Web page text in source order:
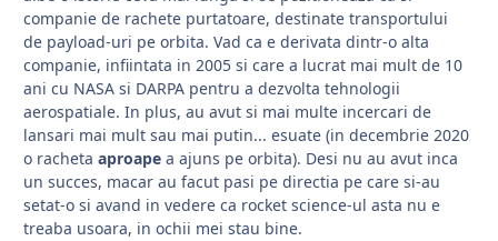
companie de rachete purtatoare, destinate transportului
de payload-uri pe orbita. Vad ca e derivata dintr-o alta
companie, infiintata in 2005 si care a lucrat mai mult de 10
ani cu NASA si DARPA pentru a dezvolta tehnologii
aerospatiale. In plus, au avut si mai multe incercari de
lansari mai mult sau mai putin... esuate (in decembrie 2020
o racheta aproape a ajuns pe orbita). Desi nu au avut inca
un succes, macar au facut pasi pe directia pe care si-au
setat-o si avand in vedere ca rocket science-ul asta nu e
treaba usoara, in ochii mei stau bine.